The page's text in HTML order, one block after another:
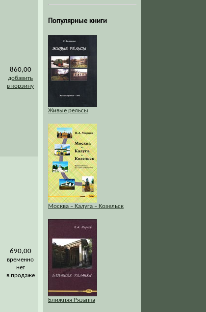
860,00
добавить
в корзину
690,00
временно
нет
в продаже
Популярные книги
Живые рельсы
Москва – Калуга – Козельск
Ближняя Рязанка